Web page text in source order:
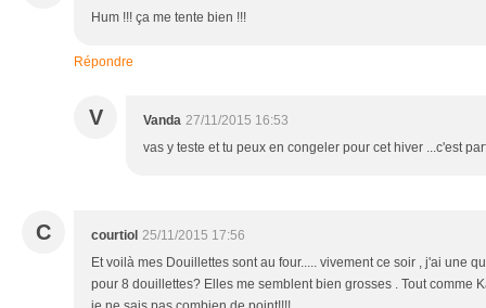
Hum !!! ça me tente bien !!!
Répondre
V Vanda 27/11/2015 16:53
vas y teste et tu peux en congeler pour cet hiver ...c'est
C courtiol 25/11/2015 17:56
Et voilà mes Douillettes sont au four..... vivement ce soir , j'ai une
pour 8 douillettes? Elles me semblent bien grosses . Tout comme